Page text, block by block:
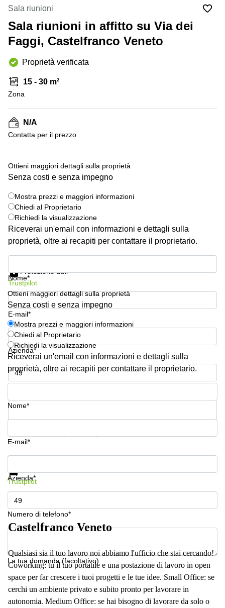
Brescia
Pescara
Verona
Catania
Bologna
Bergamo
Como
Napoli
affitto a
Pescara
Coworking
Lombardy
Business
Toscana
Business
center
Milano
Business
Coworking
Campania
Coworking
Cagliari
Coworking
Pescara
Coworking
Brescia
Affitto
Business
Centers
a
Treviso
Affitto
Business
Centers
a Napoli
Uffici
in
a
Milano
Meeting
Coworking
in affitto su
Via Cipro,
Brescia
Affitto
Ufficio
a Vicenza
Affitto
Business
Centers
a Como
Sala riunioni
Sala riunioni in affitto su Via dei
Faggi, Castelfranco Veneto
Proprietà verificata
15 - 30 m²
Zona
N/A
Сontatta per il prezzo
Ottieni maggiori dettagli sulla proprietà
Senza costi e senza impegno
Mostra prezzi e maggiori informazioni
Chiedi al Proprietario
Richiedi la visualizzazione
Riceverai un'email con informazioni e dettagli sulla
proprietà, oltre ai recapiti per contattare il proprietario.
Nome*
E-mail*
Azienda*
Numero di telefono*
Protezione dati
Trustpilot
Ottieni maggiori dettagli sulla proprietà
Senza costi e senza impegno
Mostra prezzi e maggiori informazioni
Chiedi al Proprietario
Richiedi la visualizzazione
Riceverai un'email con informazioni e dettagli sulla
proprietà, oltre ai recapiti per contattare il proprietario.
Nome*
E-mail*
Azienda*
Numero di telefono*
La tua domanda (facoltativo)
Mostra prezzi e maggiori informazioni
Trustpilot
Castelfranco Veneto
Qualsiasi sia il tuo lavoro noi abbiamo l'ufficio che stai cercando!
Coworking: tu il tuo portatile e una postazione di lavoro in open
space per far crescere i tuoi progetti e le tue idee. Small Office: se
cerchi un ambiente privato e subito pronto per lavorare in
autonomia. Medium Office: se hai bisogno di lavorare da solo o